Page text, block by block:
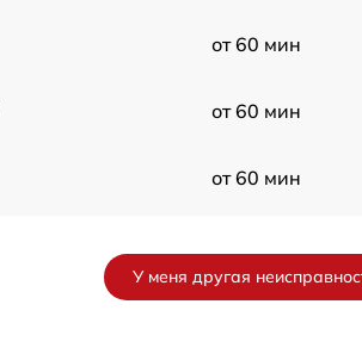
от 60 мин
от 60 мин
от 60 мин
У меня другая